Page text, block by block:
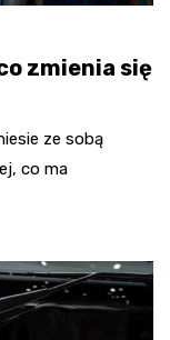
zmienia się
ze sobą
co ma